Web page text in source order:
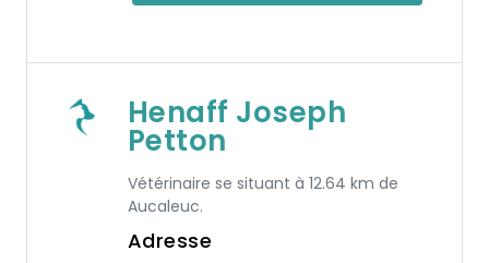
Henaff Joseph
Petton
Vétérinaire se situant à 12.64 km de
Aucaleuc.
Adresse